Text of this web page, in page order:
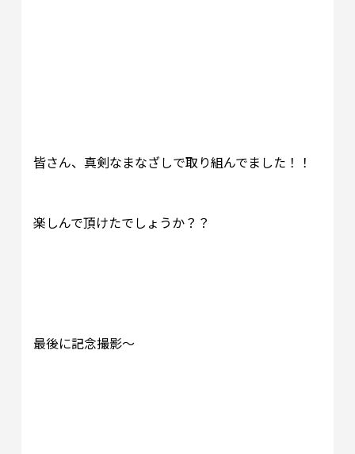
皆さん、真剣なまなざしで取り組んでました！！
楽しんで頂けたでしょうか？？
最後に記念撮影～